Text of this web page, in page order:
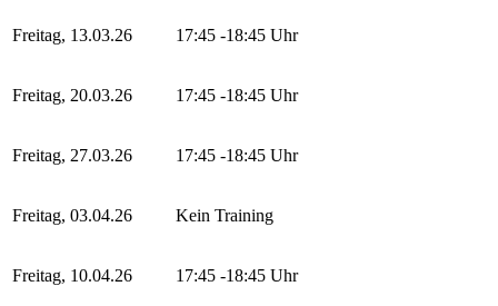
Freitag, 13.03.26 17:45 -18:45 Uhr
Freitag, 20.03.26 17:45 -18:45 Uhr
Freitag, 27.03.26 17:45 -18:45 Uhr
Freitag, 03.04.26 Kein Training
Freitag, 10.04.26 17:45 -18:45 Uhr